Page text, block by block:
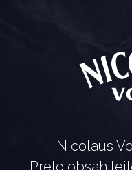
Nicolaus